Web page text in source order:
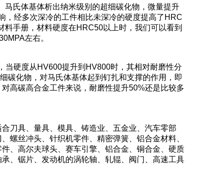
氏体基体析出纳米级别的超细碳化物，微量提升
，经多次深冷的工件相比未深冷的硬度提高了HRC
手册，材料硬度在HRC50以上时，我们可以看到
左右。
硬度从HV600提升到HV800时，其相对耐磨性分
碳化物，对马氏体基体起到钉扎和支撑的作用，即
高碳高合金工件来说，耐磨性提升50%还是比较多
刀具、量具、模具、铸造业、五金业、汽车零部
螺丝冲头、针织机零件、精密弹簧、铝合金材料、
、高尔夫球头、赛车引擎、铝合金、铜合金、硬质
、锯片、发动机的涡轮轴、轧辊、阀门、高速工具